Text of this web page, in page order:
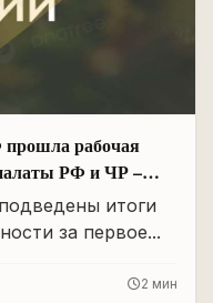
рабочая
РФ и ЧР –
«Поисковое
с
итоги
за первое...
2 мин